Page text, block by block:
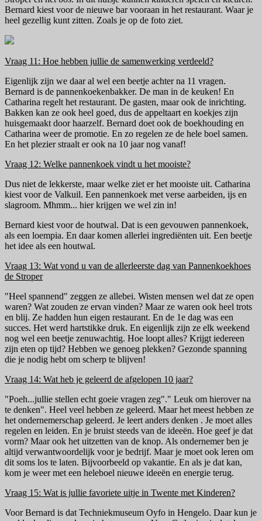
Bernard kiest voor de nieuwe bar vooraan in het restaurant. Waar je
heel gezellig kunt zitten. Zoals je op de foto ziet.
Vraag 11: Hoe hebben jullie de samenwerking verdeeld?
Eigenlijk zijn we daar al wel een beetje achter na 11 vragen.
Bernard is de pannenkoekenbakker. De man in de keuken! En
Catharina regelt het restaurant. De gasten, maar ook de inrichting.
Bakken kan ze ook heel goed, dus de appeltaart en koekjes zijn
huisgemaakt door haarzelf. Bernard doet ook de boekhouding en
Catharina weer de promotie. En zo regelen ze de hele boel samen.
En het plezier straalt er ook na 10 jaar nog vanaf!
Vraag 12: Welke pannenkoek vindt u het mooiste?
Dus niet de lekkerste, maar welke ziet er het mooiste uit. Catharina
kiest voor de Valkuil. Een pannenkoek met verse aarbeiden, ijs en
slagroom. Mhmm... hier krijgen we wel zin in!
Bernard kiest voor de houtwal. Dat is een gevouwen pannenkoek,
als een loempia. En daar komen allerlei ingrediënten uit. Een beetje
het idee als een houtwal.
Vraag 13: Wat vond u van de allerleerste dag van Pannenkoekhoes
de Stroper
"Heel spannend" zeggen ze allebei. Wisten mensen wel dat ze open
waren? Wat zouden ze ervan vinden? Maar ze waren ook heel trots
en blij. Ze hadden hun eigen restaurant. En de 1e dag was een
succes. Het werd hartstikke druk. En eigenlijk zijn ze elk weekend
nog wel een beetje zenuwachtig. Hoe loopt alles? Krijgt iedereen
zijn eten op tijd? Hebben we genoeg plekken? Gezonde spanning
die je nodig hebt om scherp te blijven!
Vraag 14: Wat heb je geleerd de afgelopen 10 jaar?
"Poeh...jullie stellen echt goeie vragen zeg"." Leuk om hierover na
te denken". Heel veel hebben ze geleerd. Maar het meest hebben ze
het ondernemerschap geleerd. Je leert anders denken . Je moet alles
regelen en leiden. En je bruist steeds van de ideeën. Hoe geef je dat
vorm? Maar ook het uitzetten van de knop. Als ondernemer ben je
altijd verwantwoordelijk voor je bedrijf. Maar je moet ook leren om
dit soms los te laten. Bijvoorbeeld op vakantie. En als je dat kan,
kom je weer met een heleboel nieuwe ideeën en energie terug.
Vraag 15: Wat is jullie favoriete uitje in Twente met Kinderen?
Voor Bernard is dat Techniekmuseum Oyfo in Hengelo. Daar kun je